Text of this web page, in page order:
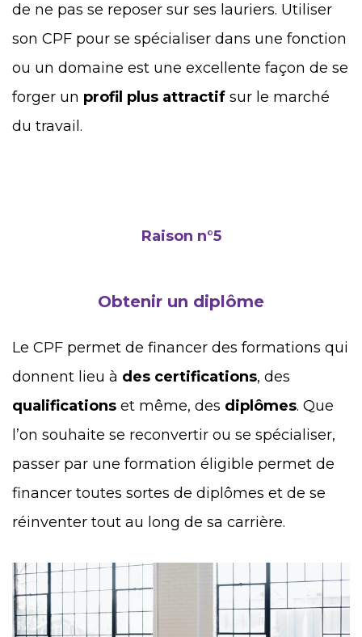
de ne pas se reposer sur ses lauriers. Utiliser
son CPF pour se spécialiser dans une fonction
ou un domaine est une excellente façon de se
forger un profil plus attractif sur le marché
du travail.
Raison n°5
Obtenir un diplôme
Le CPF permet de financer des formations qui
donnent lieu à des certifications, des
qualifications et même, des diplômes. Que
l’on souhaite se reconvertir ou se spécialiser,
passer par une formation éligible permet de
financer toutes sortes de diplômes et de se
réinventer tout au long de sa carrière.